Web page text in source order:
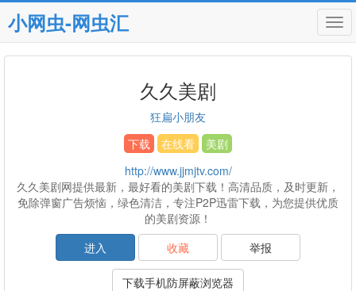
小网虫-网虫汇
久久美剧
狂扁小朋友
下载
在线看
美剧
http://www.jjmjtv.com/
久久美剧网提供最新，最好看的美剧下载！高清品质，及时更新，
免除弹窗广告烦恼，绿色清洁，专注P2P迅雷下载，为您提供优质
的美剧资源！
进入
收藏 举报
下载手机防屏蔽浏览器